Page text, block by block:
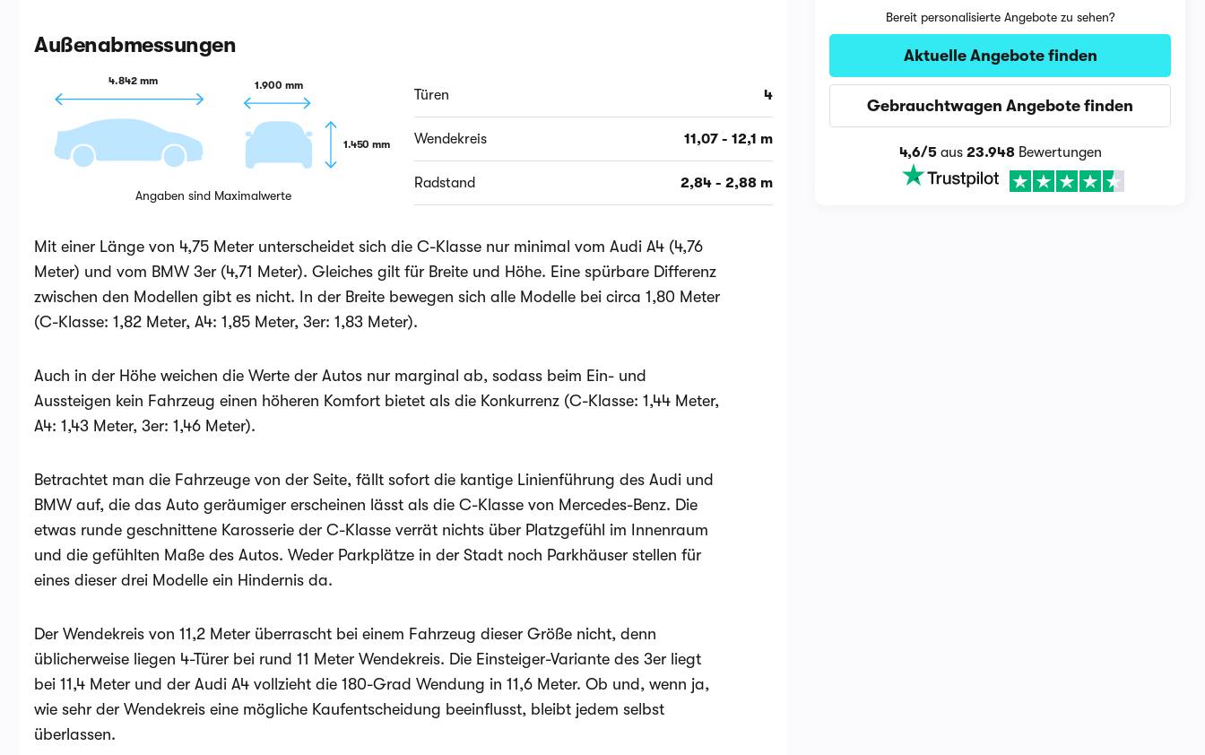
Außenabmessungen
4.842 mm 1.900 mm
1.450 mm
Angaben sind Maximalwerte
Türen 4
Wendekreis 11,07 - 12,1 m
Radstand 2,84 - 2,88 m
Mit einer Länge von 4,75 Meter unterscheidet sich die C-Klasse nur minimal vom Audi A4 (4,76
Meter) und vom BMW 3er (4,71 Meter). Gleiches gilt für Breite und Höhe. Eine spürbare Differenz
zwischen den Modellen gibt es nicht. In der Breite bewegen sich alle Modelle bei circa 1,80 Meter
(C-Klasse: 1,82 Meter, A4: 1,85 Meter, 3er: 1,83 Meter).
Auch in der Höhe weichen die Werte der Autos nur marginal ab, sodass beim Ein- und
Aussteigen kein Fahrzeug einen höheren Komfort bietet als die Konkurrenz (C-Klasse: 1,44 Meter,
A4: 1,43 Meter, 3er: 1,46 Meter).
Betrachtet man die Fahrzeuge von der Seite, fällt sofort die kantige Linienführung des Audi und
BMW auf, die das Auto geräumiger erscheinen lässt als die C-Klasse von Mercedes-Benz. Die
etwas runde geschnittene Karosserie der C-Klasse verrät nichts über Platzgefühl im Innenraum
und die gefühlten Maße des Autos. Weder Parkplätze in der Stadt noch Parkhäuser stellen für
eines dieser drei Modelle ein Hindernis da.
Der Wendekreis von 11,2 Meter überrascht bei einem Fahrzeug dieser Größe nicht, denn
üblicherweise liegen 4-Türer bei rund 11 Meter Wendekreis. Die Einsteiger-Variante des 3er liegt
bei 11,4 Meter und der Audi A4 vollzieht die 180-Grad Wendung in 11,6 Meter. Ob und, wenn ja,
wie sehr der Wendekreis eine mögliche Kaufentscheidung beeinflusst, bleibt jedem selbst
überlassen.
Bereit personalisierte Angebote zu sehen?
Aktuelle Angebote finden
Gebrauchtwagen Angebote finden
4,6/5aus 23.948Bewertungen